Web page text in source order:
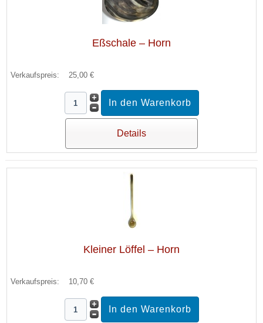
Eßschale – Horn
Verkaufspreis: 25,00 €
Details
Kleiner Löffel – Horn
Verkaufspreis: 10,70 €